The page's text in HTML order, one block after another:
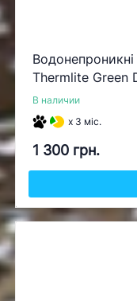
Thermlite Green
В наличии
x 3 міс.
1 300 грн.